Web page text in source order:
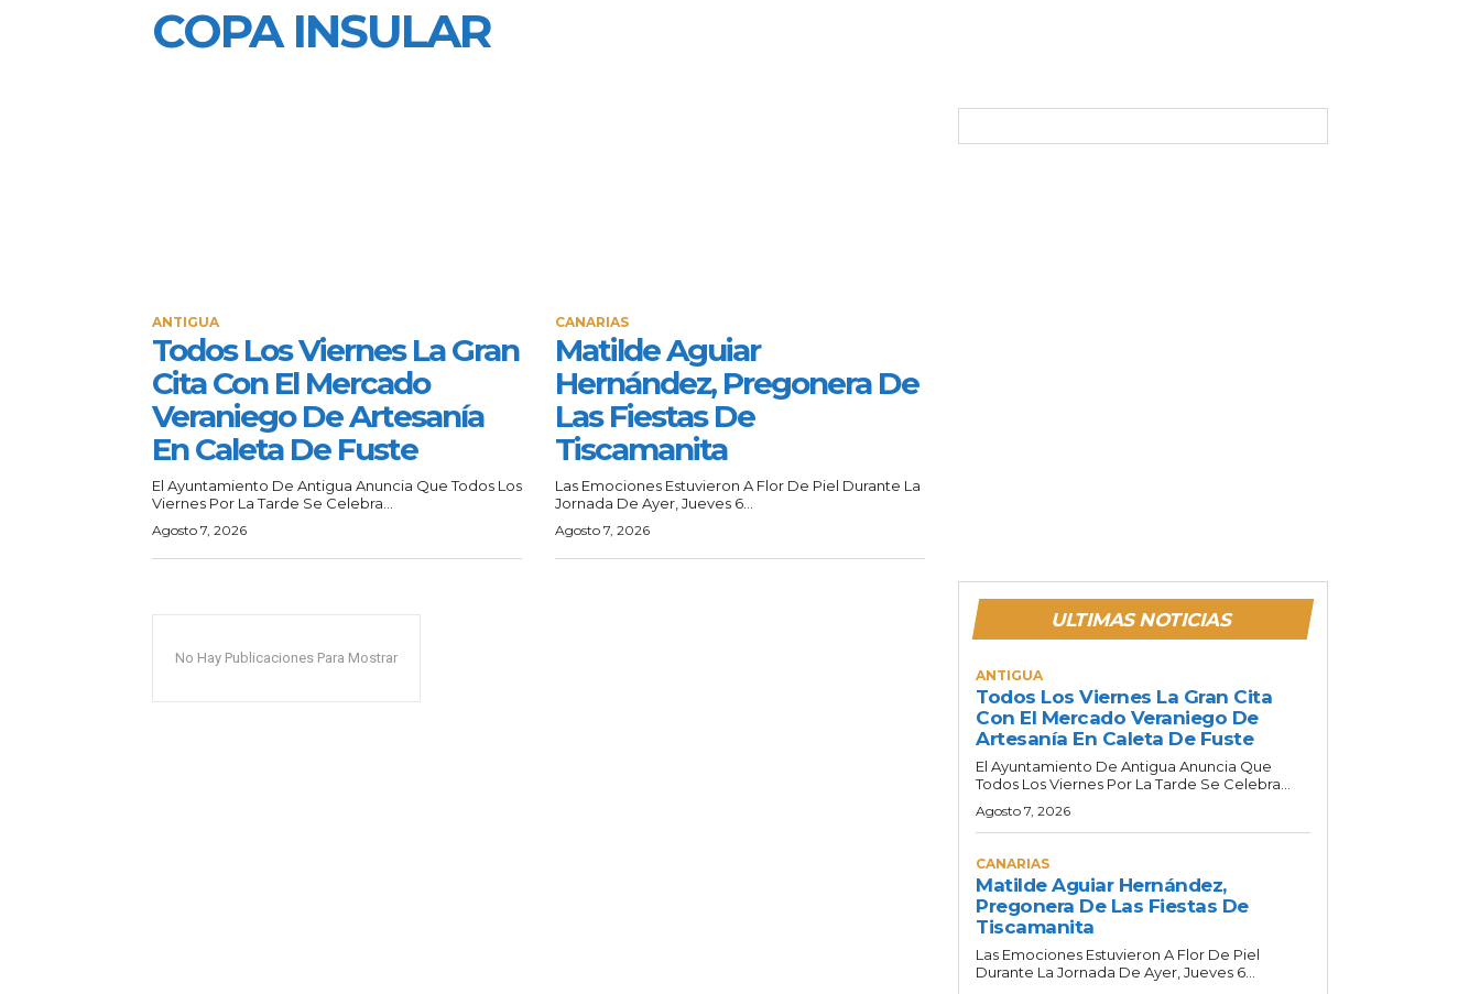
COPA INSULAR
ANTIGUA
Todos Los Viernes La Gran
Cita Con El Mercado
Veraniego De Artesanía
En Caleta De Fuste
El Ayuntamiento De Antigua Anuncia Que Todos Los
Viernes Por La Tarde Se Celebra...
Agosto 7, 2026
CANARIAS
Matilde Aguiar
Hernández, Pregonera De
Las Fiestas De
Tiscamanita
Las Emociones Estuvieron A Flor De Piel Durante La
Jornada De Ayer, Jueves 6...
Agosto 7, 2026
No Hay Publicaciones Para Mostrar
ULTIMAS NOTICIAS
ANTIGUA
Todos Los Viernes La Gran Cita
Con El Mercado Veraniego De
Artesanía En Caleta De Fuste
El Ayuntamiento De Antigua Anuncia Que
Todos Los Viernes Por La Tarde Se Celebra...
Agosto 7, 2026
CANARIAS
Matilde Aguiar Hernández,
Pregonera De Las Fiestas De
Tiscamanita
Las Emociones Estuvieron A Flor De Piel
Durante La Jornada De Ayer, Jueves 6...